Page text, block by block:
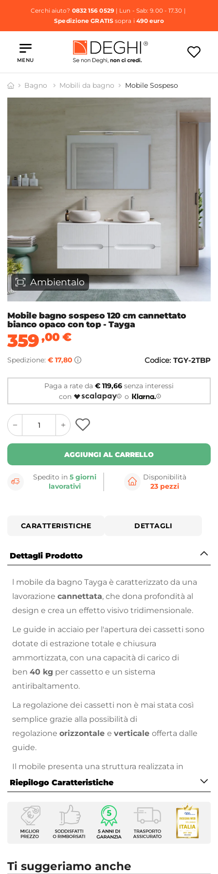
Cerchi aiuto? 0832 156 0529| Lun - Sab: 9.00 - 17.30 |
Spedizione GRATISsopra i 490 euro
MENU
Bagno Mobili da bagno Mobile Sospeso
Ambientalo
Mobile bagno sospeso 120 cm cannettato
bianco opaco con top - Tayga
359,00€
Spedizione: € 17,80 Codice: TGY-2TBP
Paga a rate da € 119,66 senza interessi
con
o
quantity
button
quantity
minus
button
AGGIUNGI AL CARRELLO
Spedito in5 giorni
lavorativi
Disponibilità
23 pezzi
CARATTERISTICHE DETTAGLI
Dettagli Prodotto
l mobile da bagno Tayga è caratterizzato da una
lavorazione cannettata, che dona profondità al
design e crea un effetto visivo tridimensionale.
Le guide in acciaio per l'apertura dei cassetti sono
dotate di estrazione totale e chiusura
ammortizzata, con una capacità di carico di
ben 40 kg per cassetto e un sistema
antiribaltamento.
La regolazione dei cassetti non è mai stata così
semplice grazie alla possibilità di
regolazione orizzontale e verticale offerta dalle
guide.
Il mobile presenta una struttura realizzata in
legno nobilitato e il pannello frontale in legno
MDF. Questa combinazione assicura un equilibrio
perfetto tra robustezza, estetica e funzionalità,
rendendo il mobile un complemento d'arredo
versatile e raffinato.
tonalitàmonocromaticaantracite, la stessa
Riepilogo Caratteristiche
Caratteristiche Mobile
Larghezza
120 cm
Ti suggeriamo anche